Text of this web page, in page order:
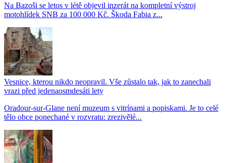
Na Bazoši se letos v létě objevil inzerát na kompletní výstroj
motohlídek SNB za 100 000 Kč. Škoda Fabia z...
Vesnice, kterou nikdo neopravil. Vše zůstalo tak, jak to zanechali
vrazi před jedenaosmdesáti lety
Oradour-sur-Glane není muzeum s vitrínami a popiskami. Je to celé
tělo obce ponechané v rozvratu: zrezivělé...